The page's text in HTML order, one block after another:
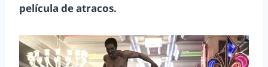
película de atracos.